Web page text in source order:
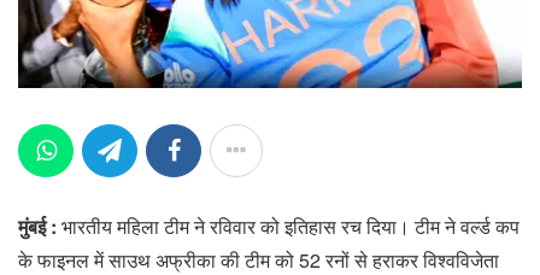
मुंबई : भारतीय महिला टीम ने रविवार को इतिहास रच दिया। टीम ने वर्ल्ड कप
के फाइनल में साउथ अफ्रीका की टीम को 52 रनों से हराकर विश्वविजेता